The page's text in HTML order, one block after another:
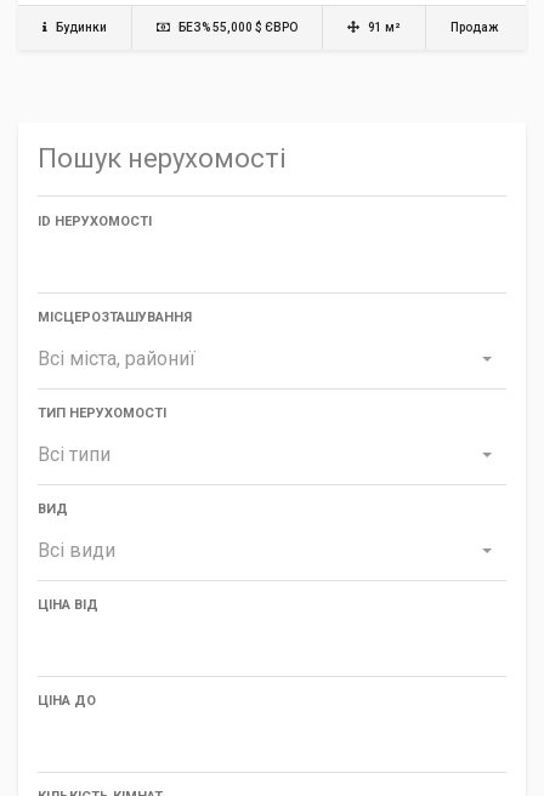
Будинки БЕЗ% 55,000 $ ЄВРО 91 м² Продаж
Пошук нерухомості
ID НЕРУХОМОСТІ
МІСЦЕРОЗТАШУВАННЯ
Всі міста, райониї
ТИП НЕРУХОМОСТІ
Всі типи
ВИД
Всі види
ЦІНА ВІД
ЦІНА ДО